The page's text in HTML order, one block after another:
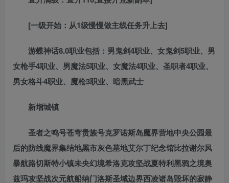
[一级开始：从1级慢慢做主线任务升上去]
游蝶神话8.0职业包括：男鬼剑4职业、女鬼剑5职业、男
女枪手4职业、男魔法5职业、女魔法4职业、圣职者4职业、
男女格斗4职业、魔枪3职业、暗黑武士
新增城镇
圣者之鸣号苍穹贵族号克罗诺斯岛魔界营地中央公园最
后的防线魔界集结地黑市灰色墓地艾尔丁纪念馆比拉谢尔风
暴航路切斯特小镇未央幻境希洛克攻坚战夏特利黑鸦之境奥
兹玛攻坚战次元航船纳门洛斯圣域边界西凌诸岛毁坏的寂静